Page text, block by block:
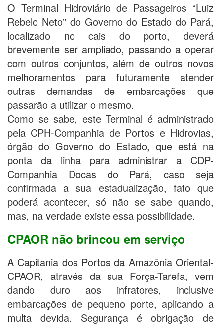
O Terminal Hidroviário de Passageiros “Luiz
Rebelo Neto” do Governo do Estado do Pará,
localizado no cais do porto, deverá
brevemente ser ampliado, passando a operar
com outros conjuntos, além de outros novos
melhoramentos para futuramente atender
outras demandas de embarcações que
passarão a utilizar o mesmo.
Como se sabe, este Terminal é administrado
pela CPH-Companhia de Portos e Hidrovias,
órgão do Governo do Estado, que está na
ponta da linha para administrar a CDP-
Companhia Docas do Pará, caso seja
confirmada a sua estadualização, fato que
poderá acontecer, só não se sabe quando,
mas, na verdade existe essa possibilidade.
CPAOR não brincou em serviço
A Capitania dos Portos da Amazônia Oriental-
CPAOR, através da sua Força-Tarefa, vem
dando duro aos infratores, inclusive
embarcações de pequeno porte, aplicando a
multa devida. Segurança é obrigação de